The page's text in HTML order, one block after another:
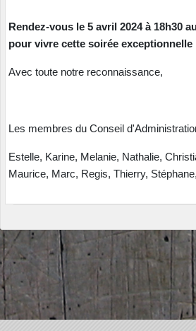
Rendez-vous le 5 avril 2024 à 18h30
pour vivre cette soirée exceptionnelle
Avec toute notre reconnaissance,
Les membres du Conseil
Estelle, Karine, Melanie, Nathalie,
Maurice, Marc, Regis, Thierry,